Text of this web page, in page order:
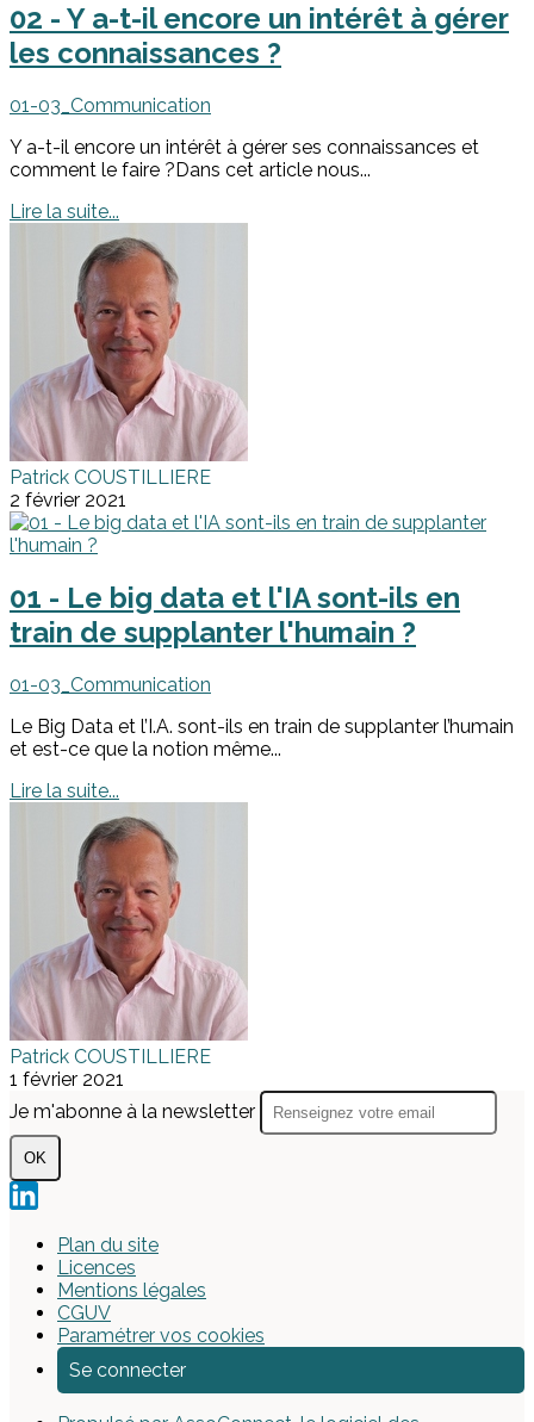
02 - Y a-t-il encore un intérêt à gérer
les connaissances ?
01-03_Communication
Y a-t-il encore un intérêt à gérer ses connaissances et
comment le faire ?Dans cet article nous...
Lire la suite...
Patrick COUSTILLIERE
2 février 2021
01 - Le big data et l'IA sont-ils en
train de supplanter l'humain ?
01-03_Communication
Le Big Data et l’I.A. sont-ils en train de supplanter l’humain
et est-ce que la notion même...
Lire la suite...
Patrick COUSTILLIERE
1 février 2021
Je m'abonne à la newsletter
OK
Plan du site
Licences
Mentions légales
CGUV
Paramétrer vos cookies
Se connecter